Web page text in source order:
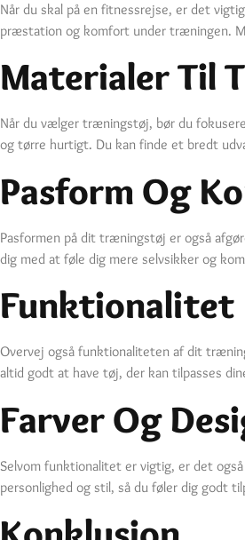
Når du skal på en fitnessrejse, er det
præstation og komfort under træningen.
Materialer Til
Når du vælger træningstøj, bør du
og tørre hurtigt. Du kan finde et bredt
Pasform Og
Pasformen på dit træningstøj er også
dig med at føle dig mere selvsikker og
Funktionalitet
Overvej også funktionaliteten af dit
altid godt at have tøj, der kan tilpasses
Farver Og
Selvom funktionalitet er vigtig, er det
personlighed og stil, så du føler dig godt